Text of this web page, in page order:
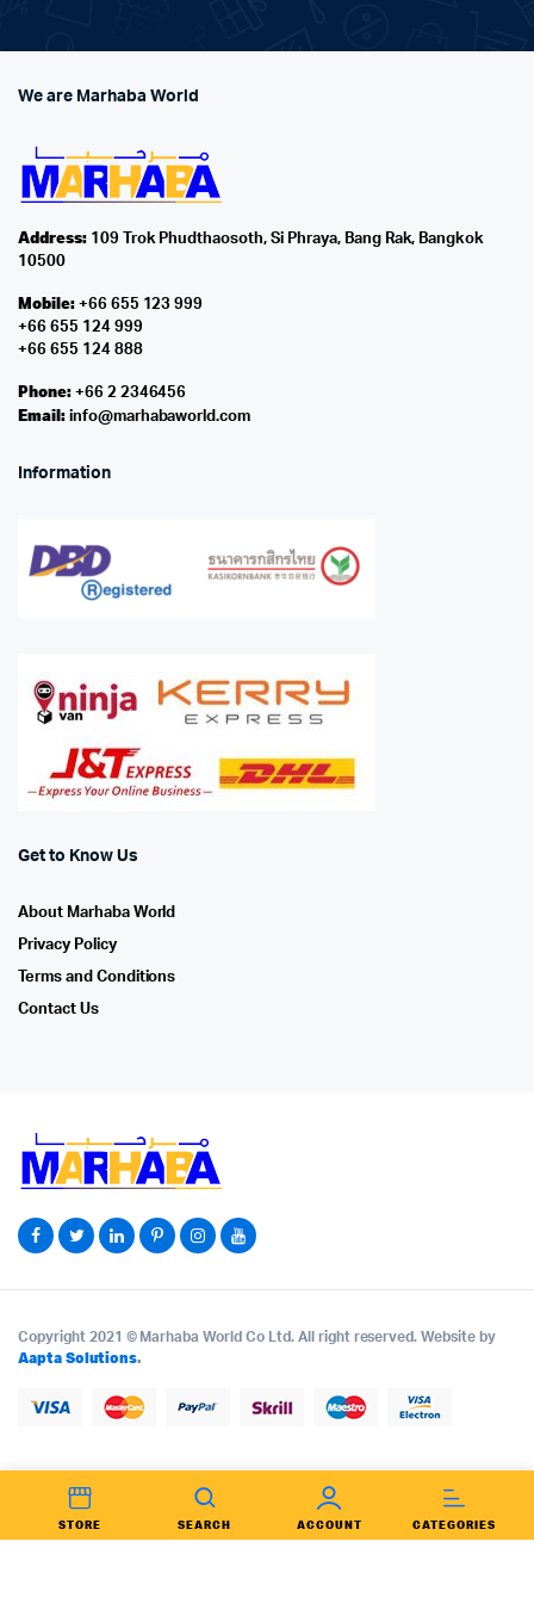
We are Marhaba World
Address:109 Trok Phudthaosoth, Si Phraya, Bang Rak, Bangkok
10500
Mobile:+66 655 123 999
+66 655 124 999
+66 655 124 888
Phone:+66 2 2346456
Email: info@marhabaworld.com
Information
Get to Know Us
About Marhaba World
Privacy Policy
Terms and Conditions
Contact Us
Copyright 2021 © Marhaba World Co Ltd. All right reserved. Website by
Aapta Solutions.
STORE SEARCH ACCOUNT CATEGORIES